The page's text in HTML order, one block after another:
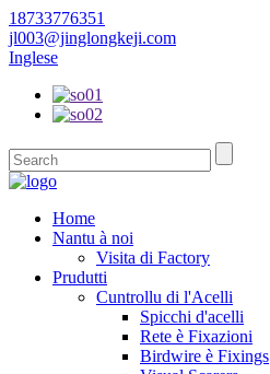
18733776351
jl003@jinglongkeji.com
Inglese
Home
Nantu à noi
Visita di Factory
Prudutti
Cuntrollu di l'Acelli
Spicchi d'acelli
Rete è Fixazioni
Birdwire è Fixings